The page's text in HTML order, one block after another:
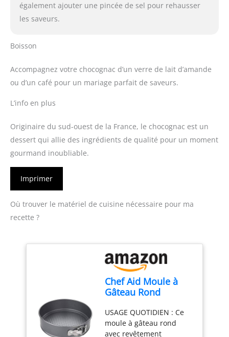
également ajouter une pincée de sel pour rehausser
les saveurs.
Boisson
Accompagnez votre chocognac d’un verre de lait d’amande
ou d’un café pour un mariage parfait de saveurs.
L’info en plus
Originaire du sud-ouest de la France, le chocognac est un
dessert qui allie des ingrédients de qualité pour un moment
gourmand inoubliable.
Imprimer
Où trouver le matériel de cuisine nécessaire pour ma
recette ?
Chef Aid Moule à
Gâteau Rond
Antiadhésif avec
Base Démontable
USAGE QUOTIDIEN : Ce
moule à gâteau rond
avec revêtement